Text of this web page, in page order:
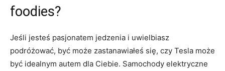
foodies?
Jeśli⁤ jesteś pasjonatem jedzenia i​ uwielbiasz
podróżować, być ‍może zastanawiałeś ​się, czy Tesla może
⁤być idealnym autem dla Ciebie. Samochody⁣ elektryczne⁣